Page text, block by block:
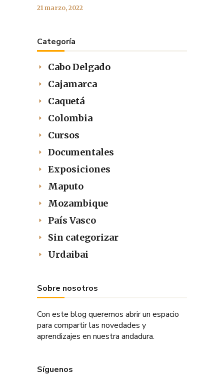
21 marzo, 2022
Categoría
Cabo Delgado
Cajamarca
Caquetá
Colombia
Cursos
Documentales
Exposiciones
Maputo
Mozambique
País Vasco
Sin categorizar
Urdaibai
Sobre nosotros
Con este blog queremos abrir un espacio
para compartir las novedades y
aprendizajes en nuestra andadura.
Síguenos